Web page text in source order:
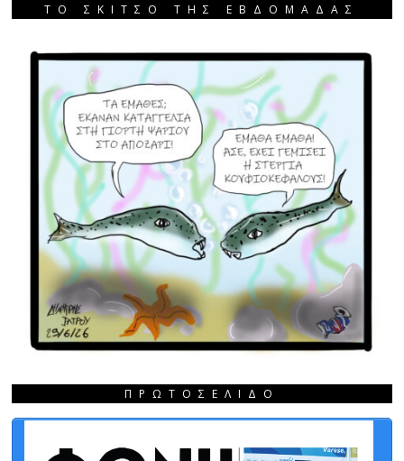
ΤΟ ΣΚΙΤΣΟ ΤΗΣ ΕΒΔΟΜΑΔΑΣ
ΠΡΩΤΟΣΈΛΙΔΟ